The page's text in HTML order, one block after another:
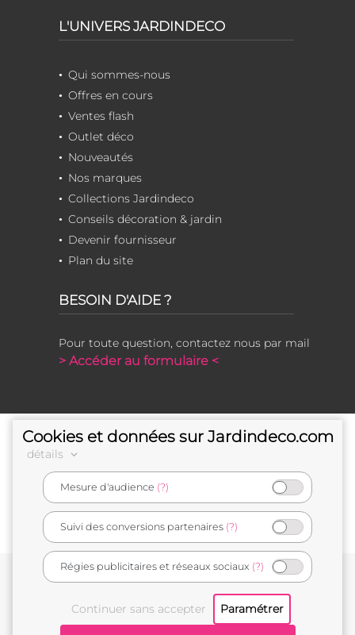
L'UNIVERS JARDINDECO
Qui sommes-nous
Offres en cours
Ventes flash
Outlet déco
Nouveautés
Nos marques
Collections Jardindeco
Conseils décoration & jardin
Devenir fournisseur
Plan du site
BESOIN D'AIDE ?
Pour toute question, contactez nous par mail
> Accéder au formulaire <
e-commerçant français
Cookies et données sur Jardindeco.com
détails
Mesure d'audience (?)
Suivi des conversions partenaires (?)
Régies publicitaires et réseaux sociaux (?)